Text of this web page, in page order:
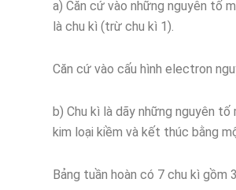
a) Căn cứ vào những nguyên tố
là chu kì (trừ chu kì 1).
Căn cứ vào cấu hình electron
b) Chu kì là dãy những nguyên
kim loại kiềm và kết thúc bằng
Bảng tuần hoàn có 7 chu kì gồm